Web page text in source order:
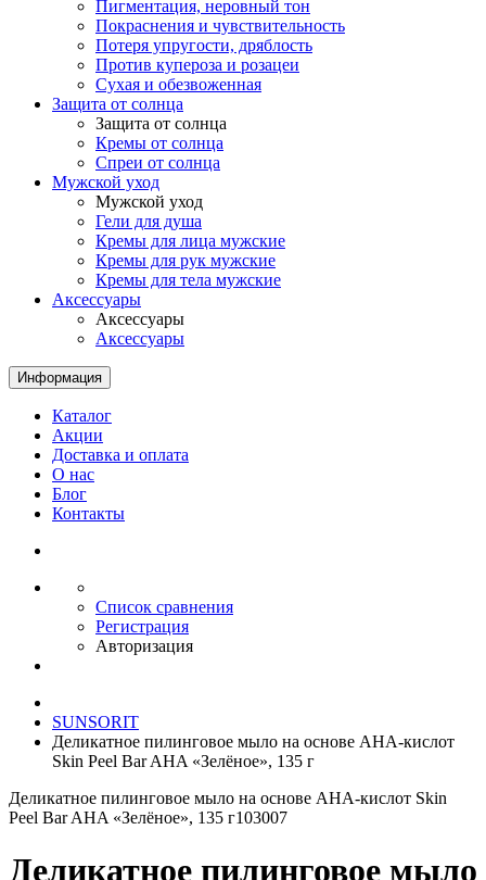
Пигментация, неровный тон
Покраснения и чувствительность
Потеря упругости, дряблость
Против купероза и розацеи
Сухая и обезвоженная
Защита от солнца
Защита от солнца
Кремы от солнца
Спреи от солнца
Мужской уход
Мужской уход
Гели для душа
Кремы для лица мужские
Кремы для рук мужские
Кремы для тела мужские
Аксессуары
Аксессуары
Аксессуары
Информация
Каталог
Акции
Доставка и оплата
О нас
Блог
Контакты
Список сравнения
Регистрация
Авторизация
SUNSORIT
Деликатное пилинговое мыло на основе AHA‑кислот
Skin Peel Bar AHA «Зелёное», 135 г
Деликатное пилинговое мыло на основе AHA‑кислот Skin
Peel Bar AHA «Зелёное», 135 г103007
Деликатное пилинговое мыло